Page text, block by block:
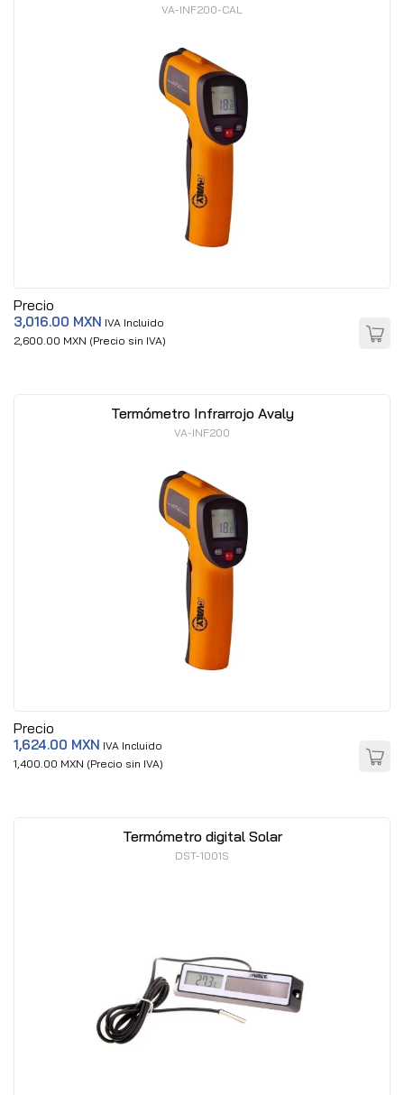
VA-INF200-CAL
Precio
3,016.00 MXN IVA Incluido
2,600.00 MXN (Precio sin IVA)
Termómetro Infrarrojo Avaly
VA-INF200
Precio
1,624.00 MXN IVA Incluido
1,400.00 MXN (Precio sin IVA)
Termómetro digital Solar
DST-1001S